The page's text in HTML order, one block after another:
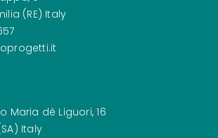
(RE) Italy
Maria dè Liguori, 16
Italy